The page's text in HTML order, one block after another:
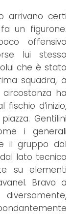
arrivano certi
un figurone.
offensivo
lui stesso
che è stato
squadra, a
ha
d’inizio,
Gentilini
i generali
il gruppo dal
lato tecnico
su elementi
Bravo a